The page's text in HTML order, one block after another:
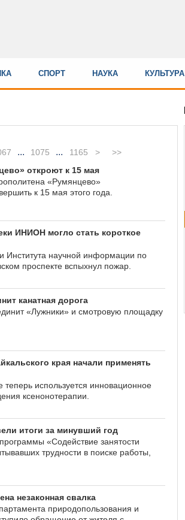
СПОРТ НАУКА КУЛЬТУРА
... 1075 ... 1165 >
>>
откроют к 15 мая
«Румянцево»
к 15 мая этого года.
ИНИОН могло стать короткое
Института научной информации по
проспекте вспыхнул пожар.
канатная дорога
«Лужники» и смотровую площадку
края начали применять
используется инновационное
ксенонотерапии.
итоги за минувший год
«Содействие занятости
трудности в поиске работы,
незаконная свалка
природопользования и